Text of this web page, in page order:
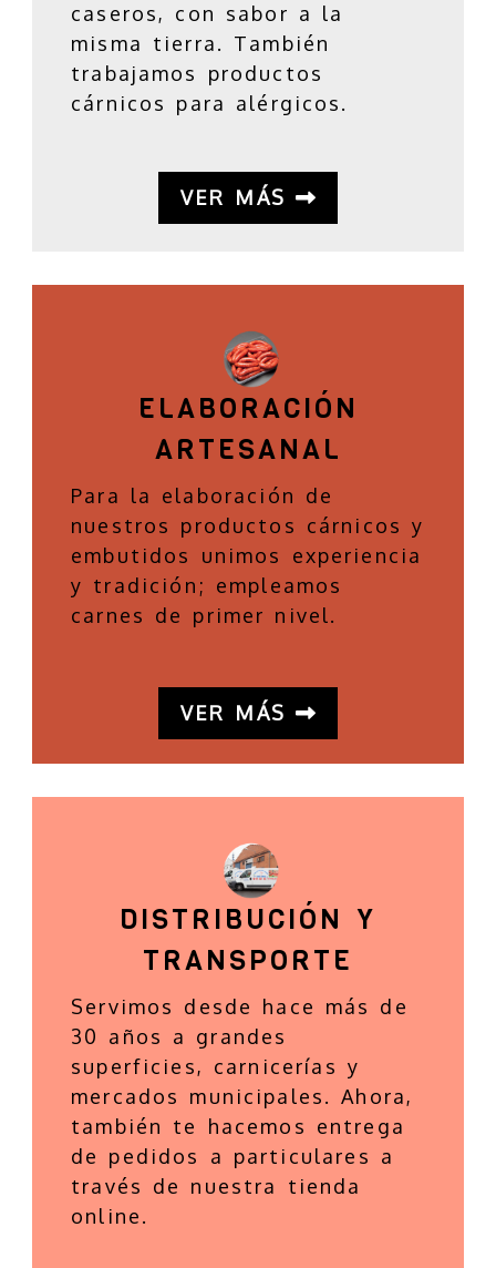
caseros, con sabor a la
misma tierra. También
trabajamos productos
cárnicos para alérgicos.
VER MÁS
ELABORACIÓN
ARTESANAL
Para la elaboración de
nuestros productos cárnicos y
embutidos unimos experiencia
y tradición; empleamos
carnes de primer nivel.
VER MÁS
DISTRIBUCIÓN Y
TRANSPORTE
Servimos desde hace más de
30 años a grandes
superficies, carnicerías y
mercados municipales. Ahora,
también te hacemos entrega
de pedidos a particulares a
través de nuestra tienda
online.